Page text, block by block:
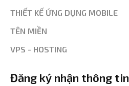
THIẾT KẾ ỨNG DỤNG MOBILE
TÊN MIỀN
VPS - HOSTING
Đăng ký nhận thông tin